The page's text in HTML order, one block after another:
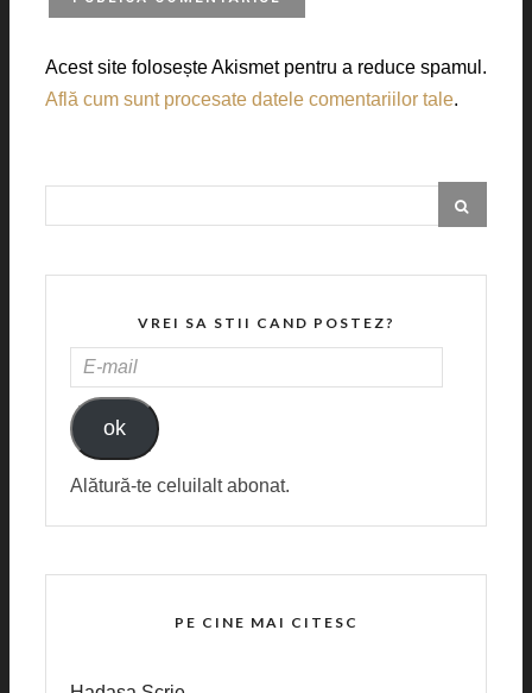
Acest site folosește Akismet pentru a reduce spamul.
Află cum sunt procesate datele comentariilor tale.
VREI SA STII CAND POSTEZ?
MAIL
ok
Alătură-te celuilalt abonat.
PE CINE MAI CITESC